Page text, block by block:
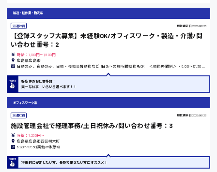
東京都
島根県
香川県
時給1200円〜
時給1100円〜
製造・軽作業・物流系
派遣社員 掲載更新日 2026/06/23
【登録スタッフ大募集】未経験OK/オフィスワーク・製造・介護/問
い合わせ番号：2
時給：1,100円～1,500円
広島県広島市
好条件のお仕事多数！
楽〜な仕事 いろいろ選べます！！
オフィスワーク系
派遣社員 掲載更新日 2026/06/23
施設管理会社で経理事務/土日祝休み/問い合わせ番号：3
時給：1,250円～
広島県広島市西区楠木町
8:30〜17:30(実働8h休憩1h)
将来的に安定したい方、長期で働きたい方にオススメ！